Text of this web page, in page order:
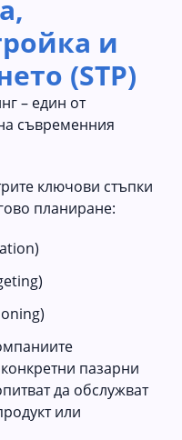
и
(STP)
– един от
съвременния
ключови стъпки
планиране:
пазарни
да обслужват
или